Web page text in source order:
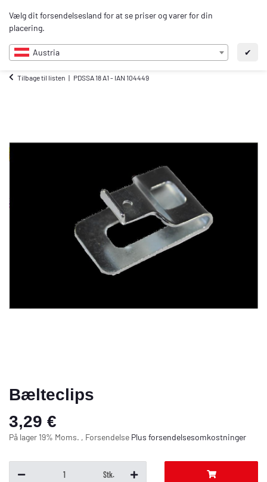
Vælg dit forsendelsesland for at se priser og varer for din
placering.
Austria ✔
DA
Tilbage til listen PDSSA 18 A1 - IAN 104449
Bælteclips
3,29 €
På lager 19% Moms. , Forsendelse Plus forsendelsesomkostninger
Stk.